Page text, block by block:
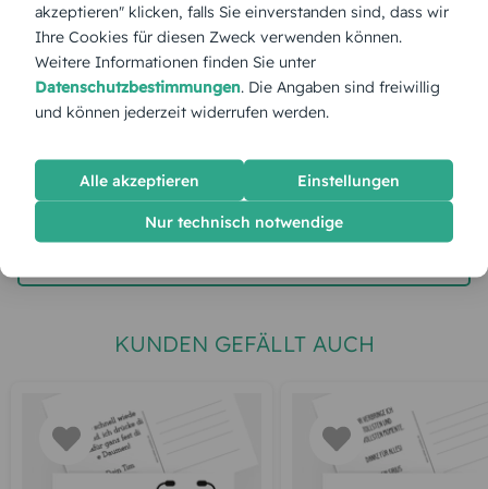
Gesamtpreis: 65,00 € Inkl. MwSt. zzgl. Versand
jetzt gestalten
KUNDEN GEFÄLLT AUCH
akzeptieren" klicken, falls Sie einverstanden sind, dass wir
Ihre Cookies für diesen Zweck verwenden können.
Weitere Informationen finden Sie unter
Datenschutzbestimmungen. Die Angaben sind freiwillig
und können jederzeit widerrufen werden.
Alle akzeptieren Einstellungen
Nur technisch notwendige